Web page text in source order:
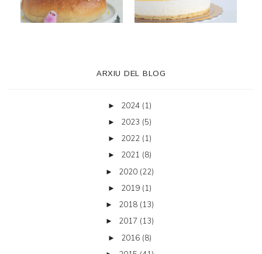
ARXIU DEL BLOG
► 2024 (1)
► 2023 (5)
► 2022 (1)
► 2021 (8)
► 2020 (22)
► 2019 (1)
► 2018 (13)
► 2017 (13)
► 2016 (8)